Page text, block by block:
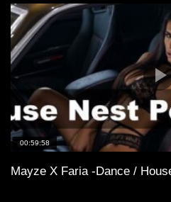
00:59:58
Mayze X Faria -Dance /